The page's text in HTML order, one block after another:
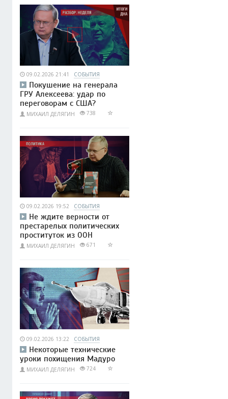
09.02.2026 21:41 СОБЫТИЯ
Покушение на генерала
ГРУ Алексеева: удар по
переговорам с США?
МИХАИЛ ДЕЛЯГИН 738
09.02.2026 19:52 СОБЫТИЯ
Не ждите верности от
престарелых политических
проституток из ООН
МИХАИЛ ДЕЛЯГИН 671
09.02.2026 13:22 СОБЫТИЯ
Некоторые технические
уроки похищения Мадуро
МИХАИЛ ДЕЛЯГИН 724